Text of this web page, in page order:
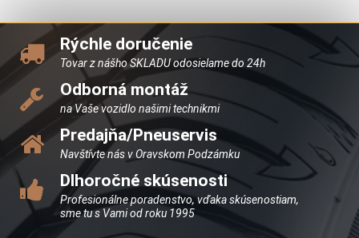
Rýchle doručenie
Tovar z nášho SKLADU odosielame do 24h
Odborná montáž
na Vaše vozidlo našimi technikmi
Predajňa/Pneuservis
Navštívte nás v Oravskom Podzámku
Dlhoročné skúsenosti
Profesionálne poradenstvo, vďaka skúsenostiam,
sme tu s Vami od roku 1995